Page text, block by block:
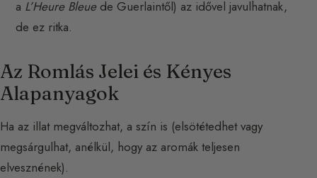
a L’Heure Bleuede Guerlaintől) az idővel javulhatnak,
de ez ritka.
Az Romlás Jelei és Kényes
Alapanyagok
Ha az illat megváltozhat, a szín is (elsötétedhet vagy
megsárgulhat, anélkül, hogy az aromák teljesen
elvesznének).